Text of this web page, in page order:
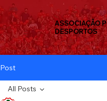
ASSOCIAÇÃO
DESPORTOS
Post
All Posts